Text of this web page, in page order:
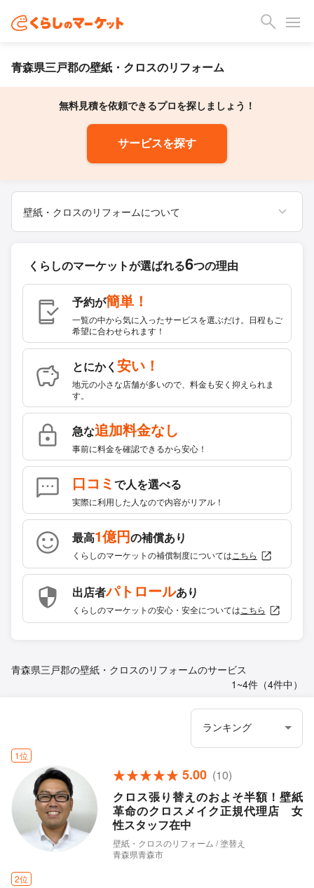
青森県三戸郡の壁紙・クロスのリフォーム
無料見積を依頼できるプロを探しましょう！
サービスを探す
壁紙・クロスのリフォームについて
くらしのマーケットが選ばれる6つの理由
予約が簡単！
一覧の中から気に入ったサービスを選ぶだけ。日程もご
希望に合わせられます！
とにかく 安い！
地元の小さな店舗が多いので、料金も安く抑えられま
す。
急な追加料金なし
事前に料金を確認できるから安心！
口コミで人を選べる
実際に利用した人なので内容がリアル！
最高1億円の補償あり
くらしのマーケットの補償制度については こちら
出店者パトロールあり
くらしのマーケットの安心・安全については こちら
青森県三戸郡の壁紙・クロスのリフォームのサービス
1~4件（4件中）
1位
5.00 (10)
クロス張り替えのおよそ半額！壁紙
革命のクロスメイク正規代理店 女
性スタッフ在中
壁紙・クロスのリフォーム / 塗替え
青森県青森市
2位